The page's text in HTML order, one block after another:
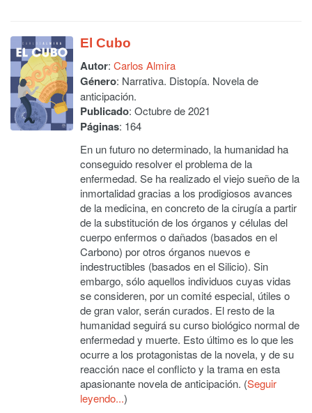
El Cubo
Autor: Carlos Almira
Género: Narrativa. Distopía. Novela de
anticipación.
Publicado: Octubre de 2021
Páginas: 164
En un futuro no determinado, la humanidad ha
conseguido resolver el problema de la
enfermedad. Se ha realizado el viejo sueño de la
inmortalidad gracias a los prodigiosos avances
de la medicina, en concreto de la cirugía a partir
de la substitución de los órganos y células del
cuerpo enfermos o dañados (basados en el
Carbono) por otros órganos nuevos e
indestructibles (basados en el Silicio). Sin
embargo, sólo aquellos individuos cuyas vidas
se consideren, por un comité especial, útiles o
de gran valor, serán curados. El resto de la
humanidad seguirá su curso biológico normal de
enfermedad y muerte. Esto último es lo que les
ocurre a los protagonistas de la novela, y de su
reacción nace el conflicto y la trama en esta
apasionante novela de anticipación. (Seguir
leyendo...)